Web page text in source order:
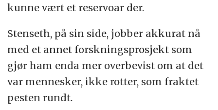
kunne vært et reservoar der.
Stenseth, på sin side, jobber akkurat nå
med et annet forskningsprosjekt som
gjør ham enda mer overbevist om at det
var mennesker, ikke rotter, som fraktet
pesten rundt.